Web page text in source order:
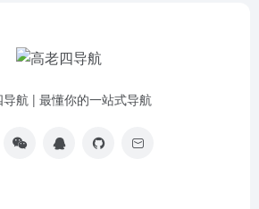
导航 | 最懂你的一站式导航